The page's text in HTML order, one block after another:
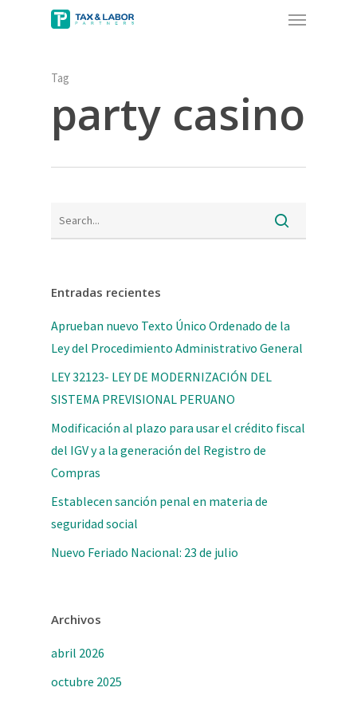
Menu
Tag
party casino
Entradas recientes
Aprueban nuevo Texto Único Ordenado de la
Ley del Procedimiento Administrativo General
LEY 32123- LEY DE MODERNIZACIÓN DEL
SISTEMA PREVISIONAL PERUANO
Modificación al plazo para usar el crédito fiscal
del IGV y a la generación del Registro de
Compras
Establecen sanción penal en materia de
seguridad social
Nuevo Feriado Nacional: 23 de julio
Archivos
abril 2026
octubre 2025